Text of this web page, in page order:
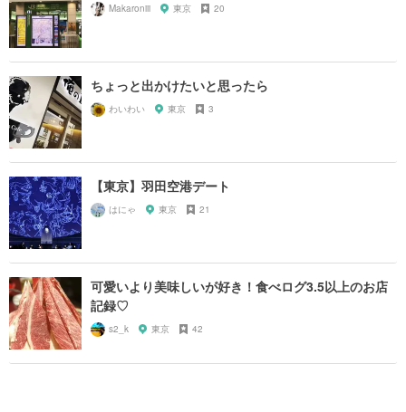
Makaroniii 東京 20
ちょっと出かけたいと思ったら
わいわい 東京 3
【東京】羽田空港デート
はにゃ 東京 21
可愛いより美味しいが好き！食べログ3.5以上のお店
記録♡
s2_k 東京 42